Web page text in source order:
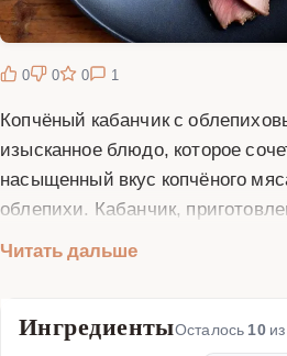
0 0 0 1
Копчёный кабанчик с
изысканное блюдо, которое
насыщенный вкус копчёного
облепихи. Кабанчик,
ароматом дыма. Облепиховый
облепиха богата витаминами и
Читать дальше
ИнгредиентыОсталось 10из